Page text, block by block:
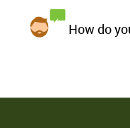
How do